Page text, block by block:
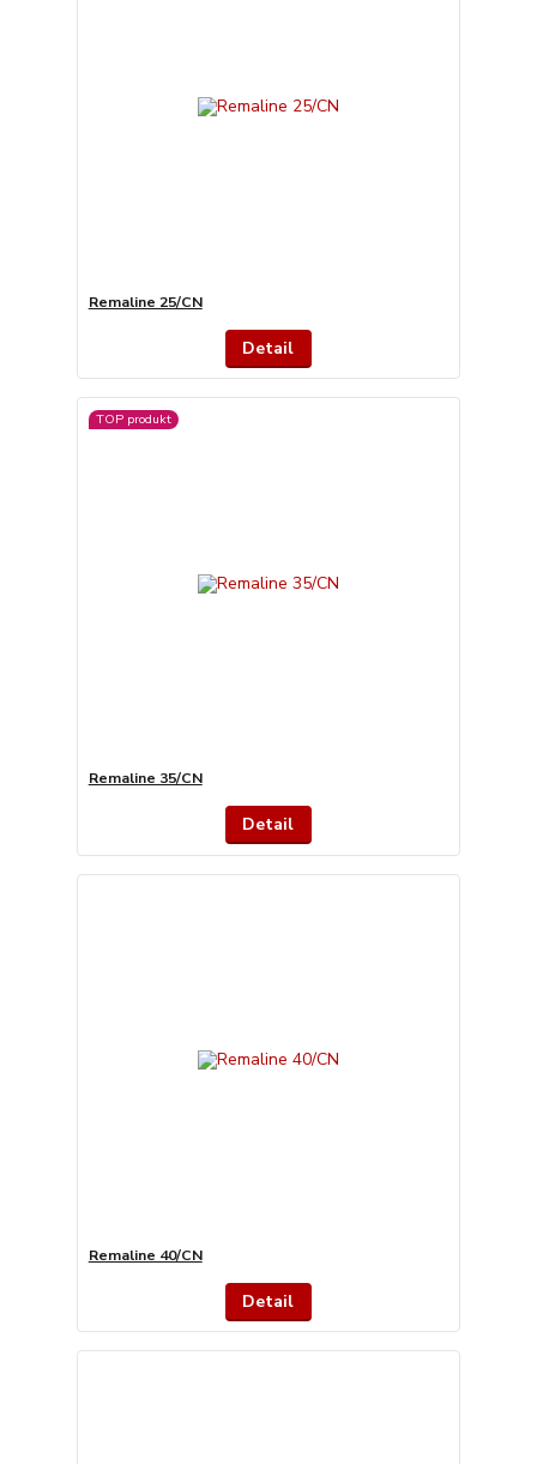
Remaline 25/CN
Detail
TOP produkt
Remaline 35/CN
Detail
Remaline 40/CN
Detail